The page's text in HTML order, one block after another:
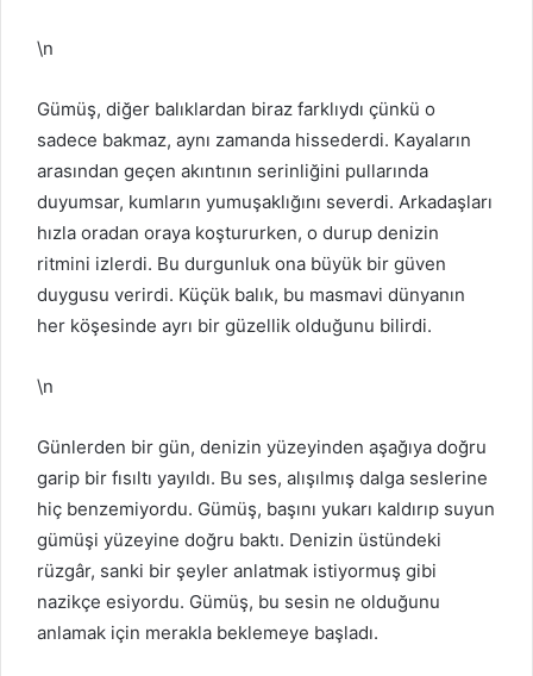
\n
Gümüş, diğer balıklardan biraz farklıydı çünkü o
sadece bakmaz, aynı zamanda hissederdi. Kayaların
arasından geçen akıntının serinliğini pullarında
duyumsar, kumların yumuşaklığını severdi. Arkadaşları
hızla oradan oraya koştururken, o durup denizin
ritmini izlerdi. Bu durgunluk ona büyük bir güven
duygusu verirdi. Küçük balık, bu masmavi dünyanın
her köşesinde ayrı bir güzellik olduğunu bilirdi.
\n
Günlerden bir gün, denizin yüzeyinden aşağıya doğru
garip bir fısıltı yayıldı. Bu ses, alışılmış dalga seslerine
hiç benzemiyordu. Gümüş, başını yukarı kaldırıp suyun
gümüşi yüzeyine doğru baktı. Denizin üstündeki
rüzgâr, sanki bir şeyler anlatmak istiyormuş gibi
nazikçe esiyordu. Gümüş, bu sesin ne olduğunu
anlamak için merakla beklemeye başladı.